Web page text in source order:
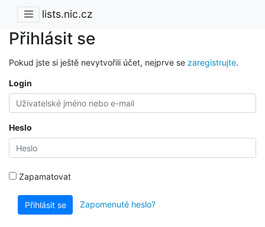
lists.nic.cz
Přihlásit se
Pokud jste si ještě nevytvořili účet, nejprve se zaregistrujte.
Login
Heslo
Zapamatovat
Přihlásit se Zapomenuté heslo?